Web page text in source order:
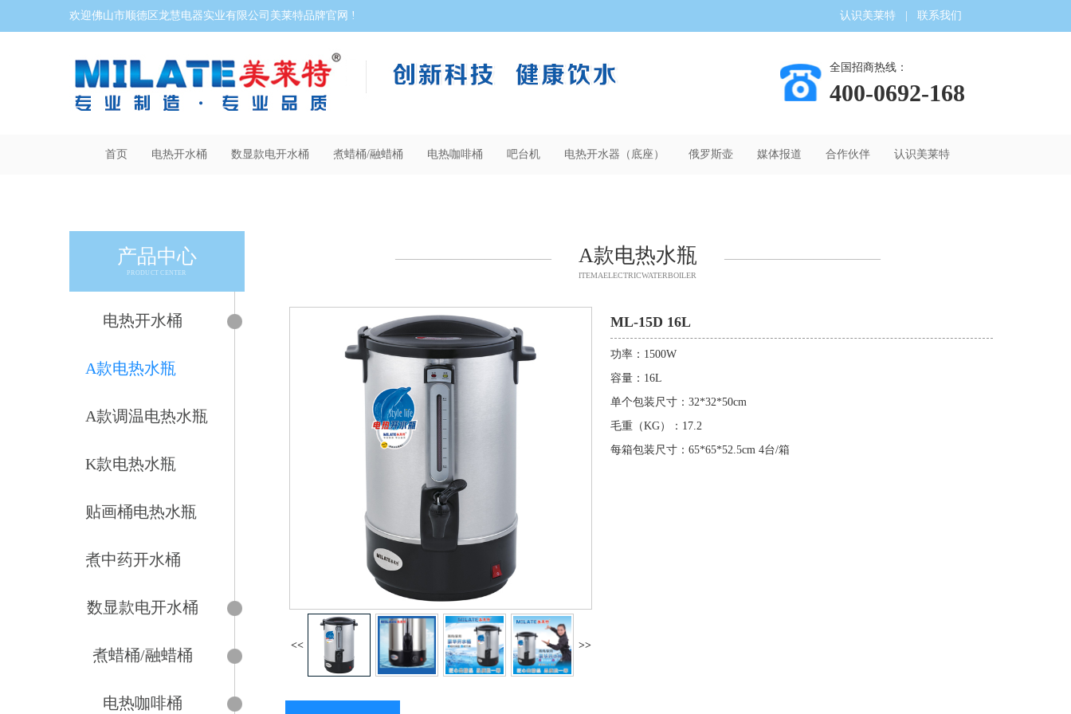
欢迎佛山市顺德区龙慧电器实业有限公司美莱特品牌官网 ! 认识美莱特 联系我们
全国招商热线：
400-0692-168
首页 电热开水桶 数显款电开水桶 煮蜡桶/融蜡桶 电热咖啡桶 吧台机 电热开水器（底座） 俄罗斯壶 媒体报道 合作伙伴 认识美莱特
产品中心
PRODUCT CENTER
电热开水桶
A款电热水瓶
A款调温电热水瓶
K款电热水瓶
贴画桶电热水瓶
煮中药开水桶
数显款电开水桶
煮蜡桶/融蜡桶
电热咖啡桶
—————————————— A款电热水瓶 ——————————————
ITEMAELECTRICWATERBOILER
<< >>
ML-15D 16L
功率：1500W
容量：16L
单个包装尺寸：32*32*50cm
毛重（KG）：17.2
每箱包装尺寸：65*65*52.5cm 4台/箱